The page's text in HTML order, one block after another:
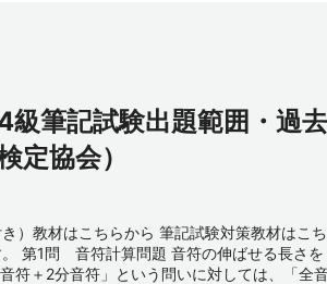
級筆記試験出題範囲・過去
定協会）
）教材はこちらから 筆記試験対策教材はこち
第1問 音符計算問題 音符の伸ばせる長さを
符＋2分音符」という問いに対しては、「全